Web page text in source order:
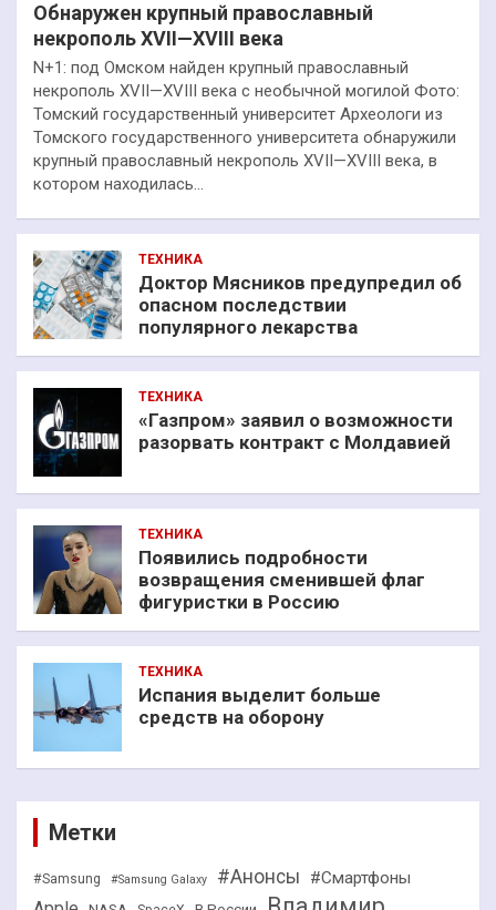
Обнаружен крупный православный
некрополь XVII—XVIII века
N+1: под Омском найден крупный православный
некрополь XVII—XVIII века с необычной могилой Фото:
Томский государственный университет Археологи из
Томского государственного университета обнаружили
крупный православный некрополь XVII—XVIII века, в
котором находилась…
ТЕХНИКА
Доктор Мясников предупредил об
опасном последствии
популярного лекарства
ТЕХНИКА
«Газпром» заявил о возможности
разорвать контракт с Молдавией
ТЕХНИКА
Появились подробности
возвращения сменившей флаг
фигуристки в Россию
ТЕХНИКА
Испания выделит больше
средств на оборону
Метки
#Samsung #Samsung Galaxy #Анонсы #Смартфоны